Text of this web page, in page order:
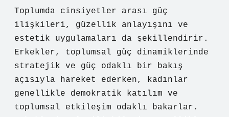
Toplumda cinsiyetler arası güç
ilişkileri, güzellik anlayışını ve
estetik uygulamaları da şekillendirir.
Erkekler, toplumsal güç dinamiklerinde
stratejik ve güç odaklı bir bakış
açısıyla hareket ederken, kadınlar
genellikle demokratik katılım ve
toplumsal etkileşim odaklı bakarlar.